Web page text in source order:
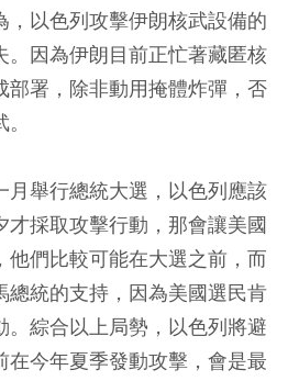
，以色列攻擊伊朗核武設備的
。因為伊朗目前正忙著藏匿核
部署，除非動用掩體炸彈，否
月舉行總統大選，以色列應該
才採取攻擊行動，那會讓美國
他們比較可能在大選之前，而
總統的支持，因為美國選民肯
。綜合以上局勢，以色列將避
在今年夏季發動攻擊，會是最